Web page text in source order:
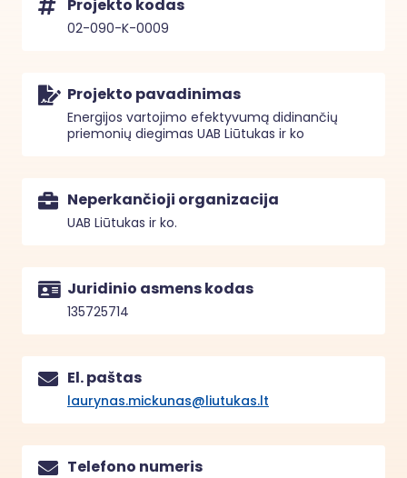
Projekto kodas
02-090-K-0009
Projekto pavadinimas
Energijos vartojimo efektyvumą didinančių
priemonių diegimas UAB Liūtukas ir ko
Neperkančioji organizacija
UAB Liūtukas ir ko.
Juridinio asmens kodas
135725714
El. paštas
laurynas.mickunas@liutukas.lt
Telefono numeris